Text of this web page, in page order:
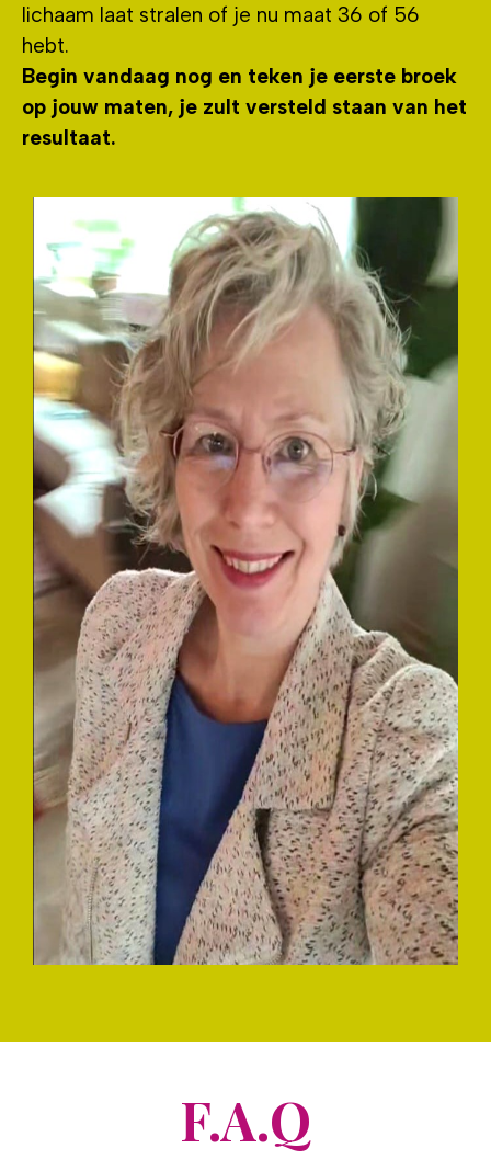
lichaam laat stralen of je nu maat 36 of 56
hebt.
Begin vandaag nog en teken je eerste broek
op jouw maten, je zult versteld staan van het
resultaat.
F.A.Q